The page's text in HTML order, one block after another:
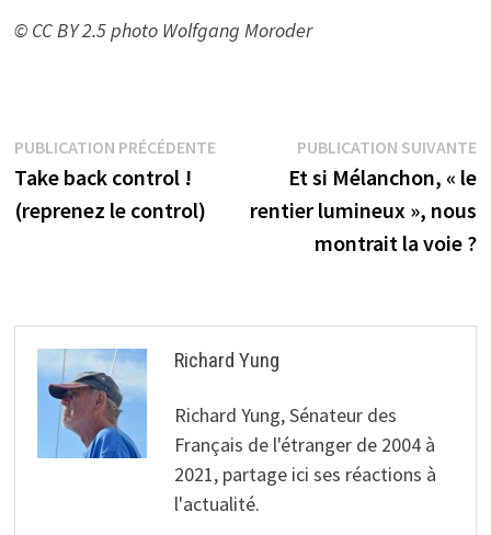
© CC BY 2.5 photo Wolfgang Moroder
Navigation
de
l’article
PUBLICATION PRÉCÉDENTEPublication
précédente :
Take back control !
(reprenez le control)
PUBLICATION SUIVANTE
Et si Mélanchon, « le
rentier lumineux », nous
montrait la voie ?
Richard Yung
Richard Yung, Sénateur des
Français de l'étranger de 2004 à
2021, partage ici ses réactions à
l'actualité.